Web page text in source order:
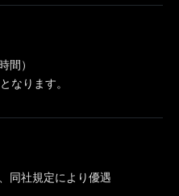
間）
なります。
同社規定により優遇